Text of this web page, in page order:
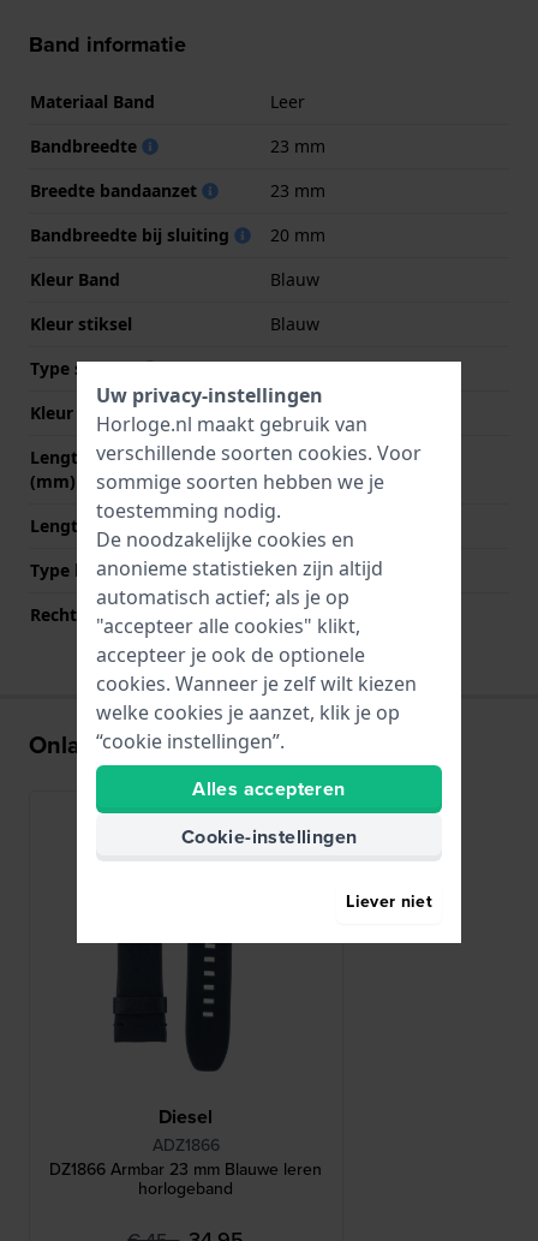
Band informatie
Materiaal Band
Leer
Bandbreedte
23 mm
Breedte bandaanzet
23 mm
Bandbreedte bij sluiting
20 mm
Kleur Band
Blauw
Kleur stiksel
Blauw
Type sluiting
Gesp
Kleur sluiting
Grijs
Lengte band op 12 uur
(mm)
80 mm
Lengte band op 6 uur (mm) 120 mm
Type bevestiging
Bandpennen
Rechte bandaanzet
Ja
Onlangs bekeken
Diesel
ADZ1866
DZ1866 Armbar 23 mm Blauwe leren
horlogeband
Uw privacy-instellingen
Horloge.nl maakt gebruik van
verschillende soorten cookies. Voor
sommige soorten hebben we je
toestemming nodig.
De noodzakelijke cookies en
anonieme statistieken zijn altijd
automatisch actief; als je op
"accepteer alle cookies" klikt,
accepteer je ook de optionele
cookies. Wanneer je zelf wilt kiezen
welke cookies je aanzet, klik je op
“cookie instellingen”.
Alles accepteren
Cookie-instellingen
Liever niet